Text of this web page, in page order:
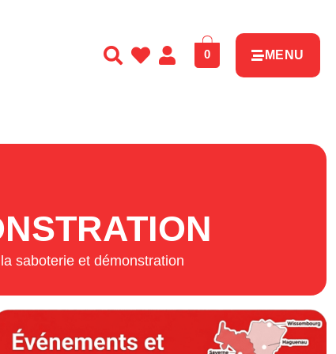
0 MENU
saboterie et démonstration